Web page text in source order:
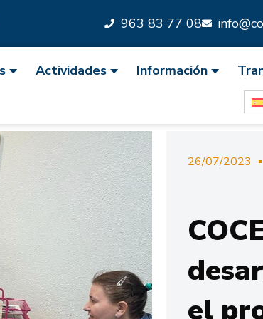
963 83 77 08
Actividades Información
26/07/2023
el